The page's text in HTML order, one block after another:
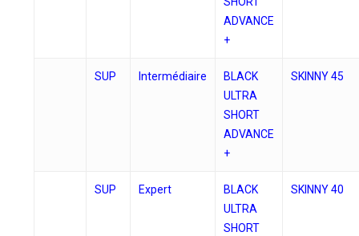
ADVANCE
+
SUP Intermédiaire
BLACK
ULTRA
SHORT
ADVANCE
+
SKINNY 45
SUP Expert
BLACK
ULTRA
SHORT
SKINNY 40